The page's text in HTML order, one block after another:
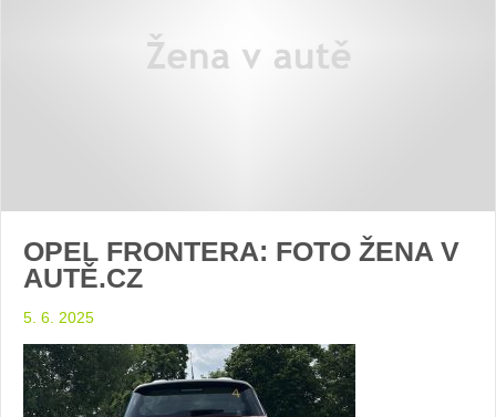
OPEL FRONTERA: FOTO ŽENA V
AUTĚ.CZ
5. 6. 2025